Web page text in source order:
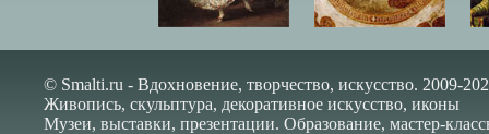
© Smalti.ru - Вдохновение, творчество, искусство. 2009-
Живопись, скульптура, декоративное искусство, иконы
Музеи, выставки, презентации. Образование, мастер-